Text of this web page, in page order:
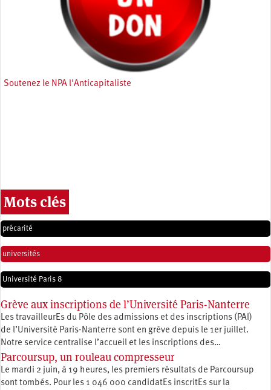
Soutenez le NPA l'Anticapitaliste
Mots clés
précarité
universités
Université Paris 8
Grève aux inscriptions de l’Université Paris-Nanterre
Les travailleurEs du Pôle des admissions et des inscriptions (PAI)
de l’Université Paris-Nanterre sont en grève depuis le 1er juillet.
Notre service centralise l’accueil et les inscriptions des…
Parcoursup, un rouleau compresseur
Le mardi 2 juin, à 19 heures, les premiers résultats de Parcoursup
sont tombés. Pour les 1 046 000 candidatEs inscritEs sur la